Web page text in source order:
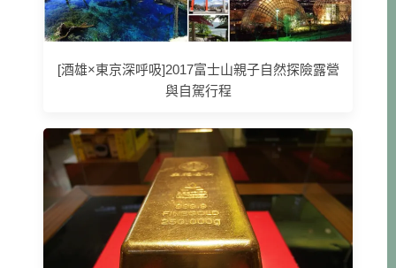
[酒雄×東京深呼吸]2017富士山親子自然探險露營
與自駕行程